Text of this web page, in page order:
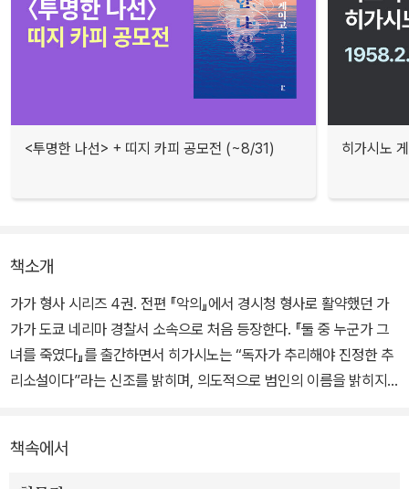
<투명한 나선> + 띠지 카피 공모전 (~8/31) 히가시노
책소개
가가 형사 시리즈 4권. 전편 『악의』에서 경시청 형사로 활약했던 가
가가 도쿄 네리마 경찰서 소속으로 처음 등장한다. 『둘 중 누군가 그
녀를 죽였다』를 출간하면서 히가시노는 “독자가 추리해야 진정한 추
리소설이다”라는 신조를 밝히며, 의도적으로 범인의 이름을 밝히지
가의 변함없는 애정이 듬뿍 담겨 있다.
책속에서